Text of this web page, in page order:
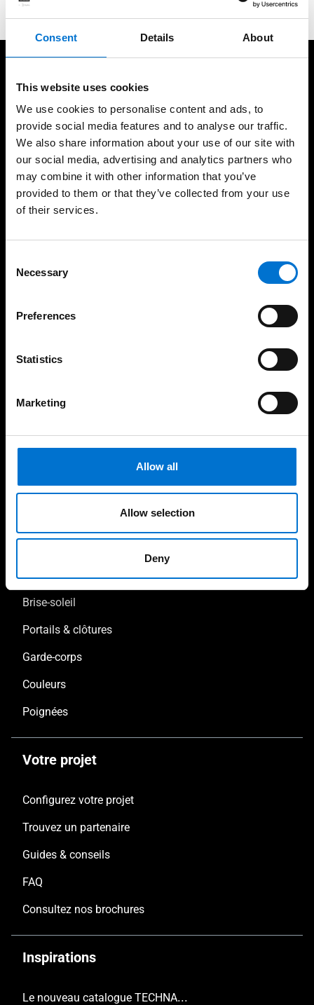
Consent Details About
This website uses cookies
We use cookies to personalise content and ads, to
provide social media features and to analyse our traffic.
We also share information about your use of our site with
our social media, advertising and analytics partners who
may combine it with other information that you’ve
provided to them or that they’ve collected from your use
of their services.
Selection
Necessary
Preferences
Statistics
Marketing
Allow all
Allow selection
Deny
A vos côtés pour vos projets
Depuis plus de 65 ans au
service du design
200 Aluminiers Agréés
dans toute la France
Menuiseries bas carbone
Fenêtres
Portes-fenêtres
Baies coulissantes
Volets
Brise-soleil
Portails & clôtures
Garde-corps
Couleurs
Poignées
Votre projet
Configurez votre projet
Trouvez un partenaire
Guides & conseils
FAQ
Consultez nos brochures
Inspirations
Le nouveau catalogue TECHNAL est arrivé